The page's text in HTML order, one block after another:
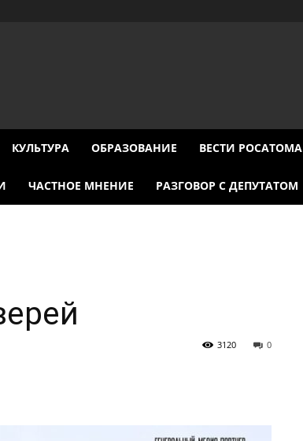
КУЛЬТУРА ОБРАЗОВАНИЕ ВЕСТИ РОСАТОМА
ЧАСТНОЕ МНЕНИЕ РАЗГОВОР С ДЕПУТАТОМ
0
3120